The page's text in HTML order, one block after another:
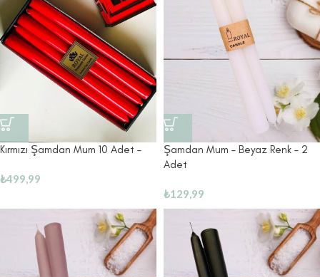
Kırmızı Şamdan Mum 10 Adet –
₺499,99
Şamdan Mum – Beyaz Renk – 2
Adet
₺129,99